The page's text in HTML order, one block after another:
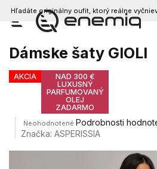
Prejsť
obsah
Hľadáte originálny oufit, ktorý reálne
Dámske šaty GIOLI
AKCIA
NAD 300 €
LUXUSNÝ
PARFUMOVANÝ
OLEJ
ZADARMO
Priemerné
hodnotenie
Neohodnotené Podrobnosti
Značka:ASPERISSIA